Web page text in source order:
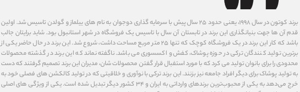
برند کوتون در سال ۱۹۹۸، یعنی حدود ۲۵ سال پیش با سرمایه گذاری دوجوان به نام های ییلماز و گولدن تاسیس شد. اولین
قدم آن ها جهت بنیانگذاری این برند در تابستان آن سال با تاسیس یک فروشگاه در شهر استانبول بود. شاید برایتان جالب
باشد که کار این برند در یک فروشگاه کوچک که تنها ۲۵ متر مربع مساحت داشت، شروع شد. این برند در حال حاضر یکی از
برترین تولید کنندگان ترکی در حوزه پوشاک، کفش و اکسسوری می باشد. ناگفته نماند که این برند در گذشته محصولات
محدودی را برای بانوان تولید می کرد که با مورد استفبال قرار گفتن محصولات شان، مدیران این برند تصمیم گرفتند که دست
به تولید پوشاک برای دیگر افراد جامعه نیز بزنند. این برند ترکی با نوآوری ‌و خلاقیتی که در تولید کالکشن های فصلی خود به
خرج می‌دهد به یکی از محبوب‌ترین برندهای وارداتی به ایران و ۳۴ کشور دیگر تبدیل شده‌ است. یکی از ویژگی های اصلی